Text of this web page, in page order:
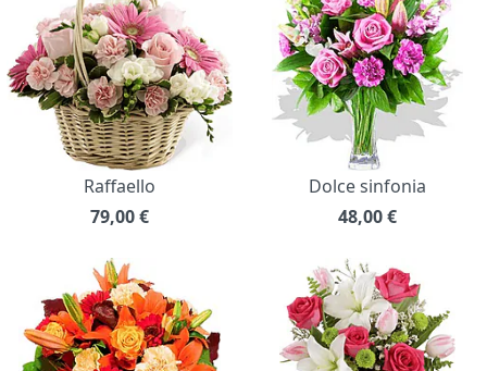
Raffaello
79,00€
Dolce sinfonia
48,00€